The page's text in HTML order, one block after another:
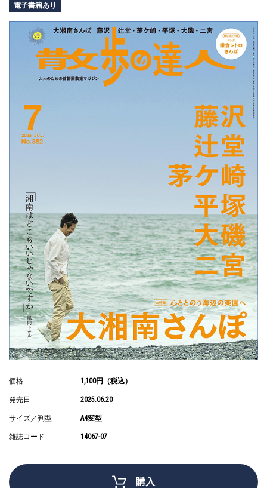
電子書籍あり
価格 1,100円（税込）
発売日 2025.06.20
サイズ／判型 A4変型
雑誌コード 14067-07
購入